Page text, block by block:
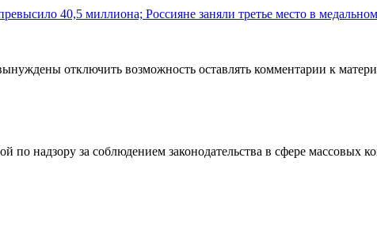
40,5 миллиона; Россияне заняли третье место в
отключить возможность оставлять комментарии к
надзору за соблюдением законодательства в сфере массовых